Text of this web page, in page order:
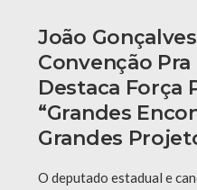
João
Convenção Pra
Destaca Força
“grandes
Grandes
O deputado estadual e